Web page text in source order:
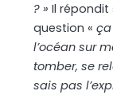
? » Il
question «ça
l’océan sur
tomber, se
sais pas